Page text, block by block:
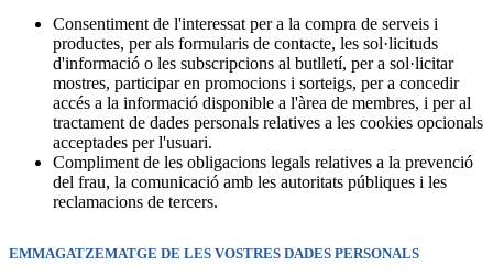
Consentiment de l'interessat per a la compra de serveis i
productes, per als formularis de contacte, les sol·licituds
d'informació o les subscripcions al butlletí, per a sol·licitar
mostres, participar en promocions i sorteigs, per a concedir
accés a la informació disponible a l'àrea de membres, i per al
tractament de dades personals relatives a les cookies opcionals
acceptades per l'usuari.
Compliment de les obligacions legals relatives a la prevenció
del frau, la comunicació amb les autoritats públiques i les
reclamacions de tercers.
EMMAGATZEMATGE DE LES VOSTRES DADES PERSONALS